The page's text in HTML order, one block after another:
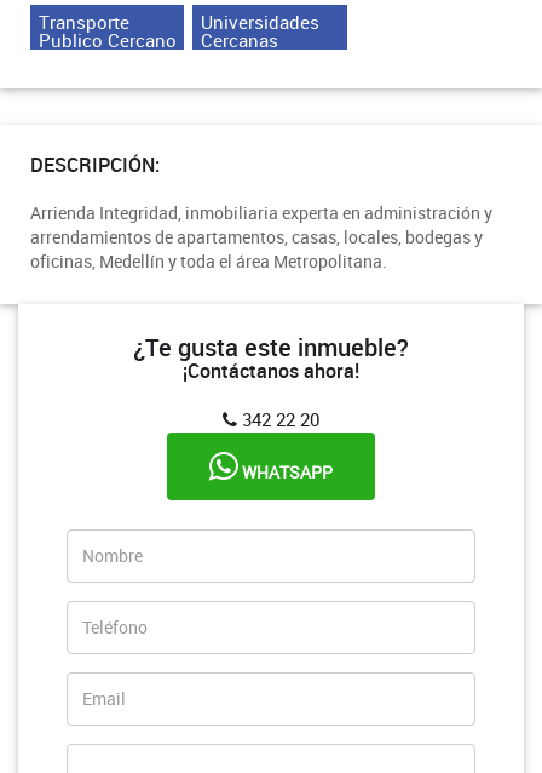
Transporte
Publico Cercano
Universidades
Cercanas
DESCRIPCIÓN:
Arrienda Integridad, inmobiliaria experta en administración y
arrendamientos de apartamentos, casas, locales, bodegas y
oficinas, Medellín y toda el área Metropolitana.
¿Te gusta este inmueble?
¡Contáctanos ahora!
342 22 20
WHATSAPP